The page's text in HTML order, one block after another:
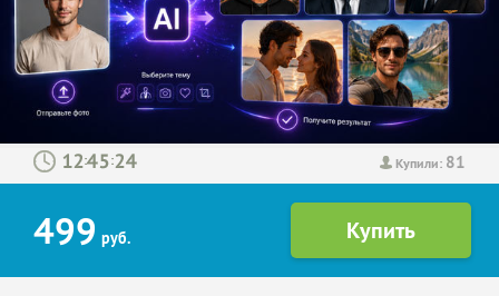
Купили: 81
: :
499 руб.